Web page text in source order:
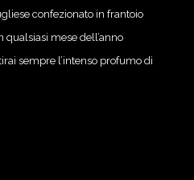
confezionato in frantoio
mese dell’anno
sempre l’intenso profumo di